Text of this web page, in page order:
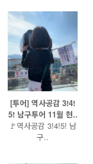
[투어] 역사공감 3!4!
5! 남구투어 11월 현..
🚩역사공감 3!4!5! 남
구..